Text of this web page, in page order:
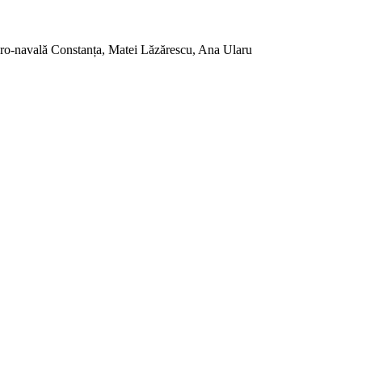
navală Constanța, Matei Lăzărescu, Ana Ularu